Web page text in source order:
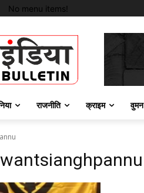
No menu items!
राजनीति क्राइम वुमन